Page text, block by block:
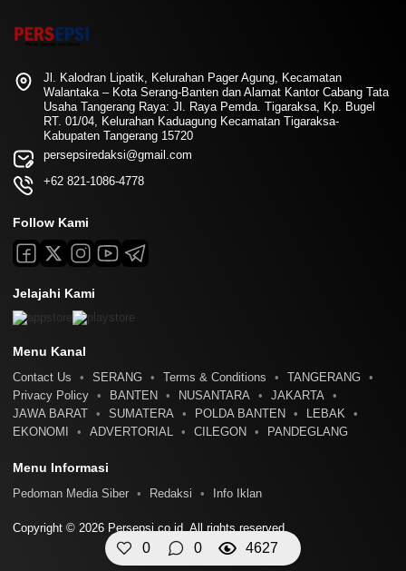
0 0 4627
Jl. Kalodran Lipatik, Kelurahan Pager Agung, Kecamatan
Walantaka – Kota Serang-Banten dan Alamat Kantor Cabang Tata
Usaha Tangerang Raya: Jl. Raya Pemda. Tigaraksa, Kp. Bugel
RT. 01/04, Kelurahan Kaduagung Kecamatan Tigaraksa-
Kabupaten Tangerang 15720
persepsiredaksi@gmail.com
+62 821-1086-4778
Follow Kami
Jelajahi Kami
Menu Kanal
Contact Us SERANG Terms & Conditions
TANGERANG
Privacy Policy
BANTEN NUSANTARA
JAKARTA
JAWA BARAT
SUMATERA POLDA BANTEN
LEBAK
EKONOMI
ADVERTORIAL CILEGON PANDEGLANG
Menu Informasi
Pedoman Media Siber Redaksi Info Iklan
Copyright © 2026 Persepsi.co.id. All rights reserved.